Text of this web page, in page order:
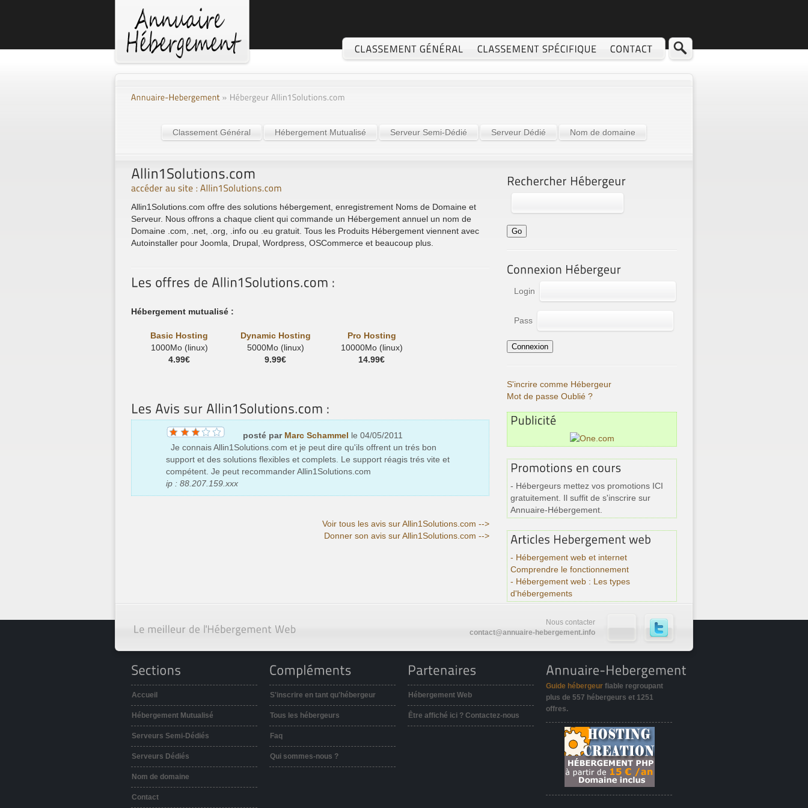
Classement Général Hébergement Mutualisé Serveur Semi-Dédié Serveur Dédié Nom de domaine
Allin1Solutions.com offre des solutions hébergement, enregistrement Noms de Domaine et
Serveur. Nous offrons a chaque client qui commande un Hébergement annuel un nom de
Domaine .com, .net, .org, .info ou .eu gratuit. Tous les Produits Hébergement viennent avec
Autoinstaller pour Joomla, Drupal, Wordpress, OSCommerce et beaucoup plus.
Hébergement mutualisé :
Basic Hosting
1000Mo (linux)
4.99€
Dynamic Hosting
5000Mo (linux)
9.99€
Pro Hosting
10000Mo (linux)
14.99€
posté par Marc Schammel le 04/05/2011
Je connais Allin1Solutions.com et je peut dire qu'ils offrent un trés bon
support et des solutions flexibles et complets. Le support réagis trés vite et
compétent. Je peut recommander Allin1Solutions.com
ip : 88.207.159.xxx
Voir tous les avis sur Allin1Solutions.com -->
Donner son avis sur Allin1Solutions.com -->
Login
Pass
S'incrire comme Hébergeur
Mot de passe Oublié ?
- Hébergeurs mettez vos promotions ICI
gratuitement. Il suffit de s'inscrire sur
Annuaire-Hébergement.
- Hébergement web et internet
Comprendre le fonctionnement
- Hébergement web : Les types
d'hébergements
Nous contacter
contact@annuaire-hebergement.info
Accueil
Hébergement Mutualisé
Serveurs Semi-Dédiés
Serveurs Dédiés
Nom de domaine
Contact
S'inscrire en tant qu'hébergeur
Tous les hébergeurs
Faq
Qui sommes-nous ?
Hébergement Web
Être affiché ici ? Contactez-nous
Guide hébergeur fiable regroupant
plus de 557 hébergeurs et 1251
offres.